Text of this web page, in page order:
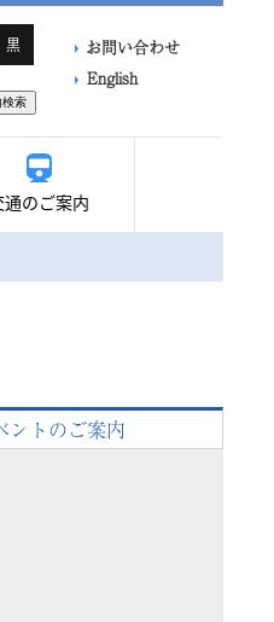
黒
検索
お問い合わせ
English
通のご案内
ントのご案内